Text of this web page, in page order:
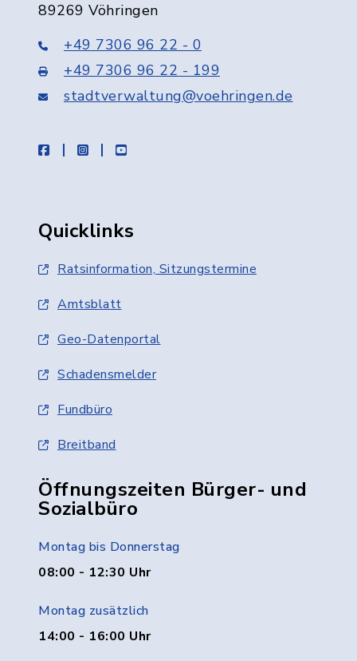
89269 Vöhringen
+49 7306 96 22 - 0
+49 7306 96 22 - 199
stadtverwaltung@voehringen.de
facebookinstagramyoutube
Quicklinks
Ratsinformation, Sitzungstermine
Amtsblatt
Geo-Datenportal
Schadensmelder
Fundbüro
Breitband
Öffnungszeiten Bürger- und
Sozialbüro
Montag bis Donnerstag
08:00 - 12:30 Uhr
Montag zusätzlich
14:00 - 16:00 Uhr